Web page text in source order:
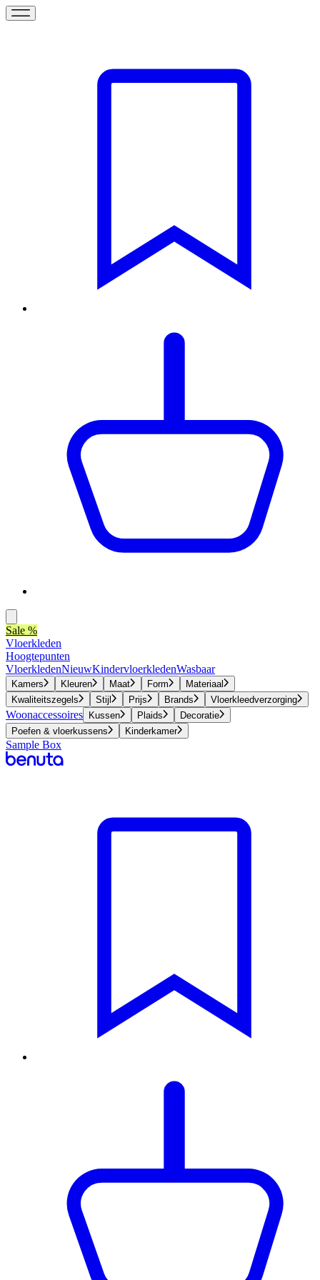
Sale %
Vloerkleden
Hoogtepunten
VloerkledenNieuwKindervloerkledenWasbaar
Kamers Kleuren Maat Form
Materiaal
Kwaliteitszegels
Stijl Prijs Brands Vloerkleedverzorging
Woonaccessoires Kussen Plaids
Decoratie
Poefen & vloerkussens
Kinderkamer
Sample Box